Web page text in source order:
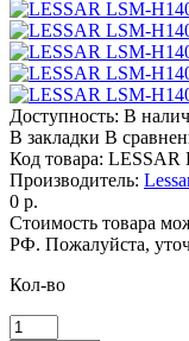
Доступность: В
В закладки В
Код товара: LESSAR
Производитель:
0 р.
Стоимость товара
РФ. Пожалуйста,
Кол-во